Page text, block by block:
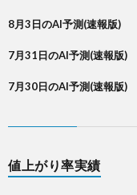
8月3日のAI予測(速報版)
7月31日のAI予測(速報版)
7月30日のAI予測(速報版)
値上がり率実績